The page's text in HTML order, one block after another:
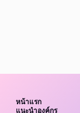
หน้าแรก
แนะนำองค์กร